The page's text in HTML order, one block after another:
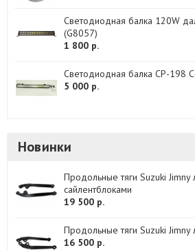
Светодиодная балка 120W
(G8057)
1 800 р.
Светодиодная балка CP-198
5 000 р.
Новинки
Продольные тяги Suzuki
сайлентблоками
19 500 р.
Продольные тяги Suzuki
16 500 р.